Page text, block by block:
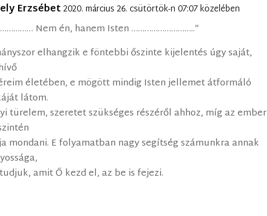
Erzsébet2020. március 26. csütörtök-n 07:07 közelében
Nem én, hanem Isten ………………………..”
elhangzik e föntebbi őszinte kijelentés úgy saját,
életében, e mögött mindig Isten jellemet átformáló
látom.
türelem, szeretet szükséges részéről ahhoz, míg az ember
mondani. E folyamatban nagy segítség számunkra annak
amit Ő kezd el, az be is fejezi.